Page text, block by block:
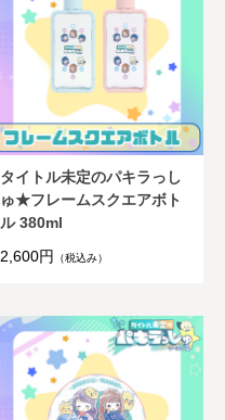
タイトル未定のパキラっし
ゅ★フレームスクエアボト
ル 380ml
2,600円
（税込み）